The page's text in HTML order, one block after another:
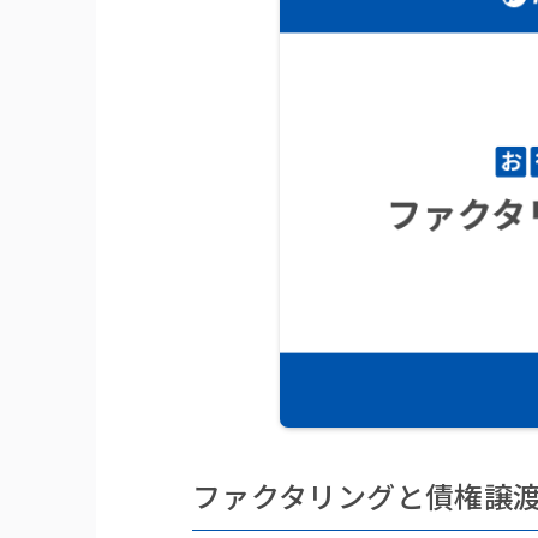
ファクタリングと債権譲